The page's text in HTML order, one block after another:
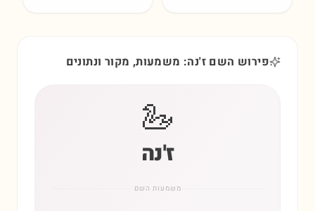
פירוש השם ז'נה: משמעות, מקור ונתונים
🦢
ז'נה
משמעות השם